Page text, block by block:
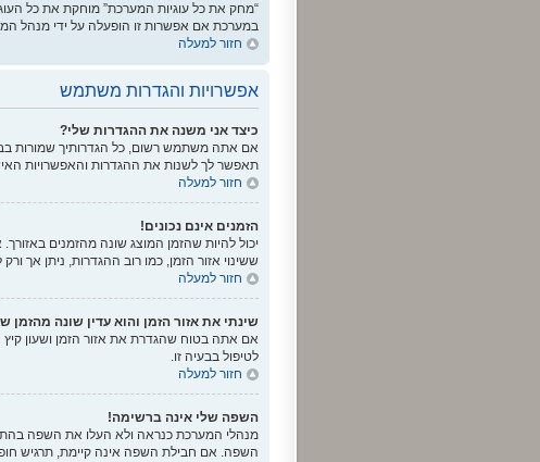
“מחק את כל עוגיות המערכת” מוחקת את כל
במערכת אם אפשרות זו הופעלה על ידי מנהל
חזור למעלה
אפשרויות והגדרות משתמש
כיצד אני משנה את ההגדרות שלי?
אם אתה משתמש רשום, כל הגדרותיך שמורות
תאפשר לך לשנות את ההגדרות והאפשרויות
חזור למעלה
הזמנים אינם נכונים!
יכול להיות שהזמן המוצג שונה מהזמנים
ששינוי אזור הזמן, כמו רוב ההגדרות, ניתן אך
חזור למעלה
שינתי את אזור הזמן והוא עדין שונה מהזמן
אם אתה בטוח שהגדרת את אזור הזמן ושעון קיץ
לטיפול בבעיה זו.
חזור למעלה
השפה שלי אינה ברשימה!
מנהלי המערכת כנראה ולא העלו את השפה